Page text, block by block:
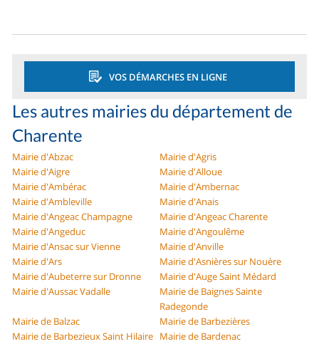
VOS DÉMARCHES EN LIGNE
Les autres mairies du département de
Charente
Mairie d'Abzac
Mairie d'Agris
Mairie d'Aigre
Mairie d'Alloue
Mairie d'Ambérac
Mairie d'Ambernac
Mairie d'Ambleville
Mairie d'Anais
Mairie d'Angeac Champagne
Mairie d'Angeac Charente
Mairie d'Angeduc
Mairie d'Angoulême
Mairie d'Ansac sur Vienne
Mairie d'Anville
Mairie d'Ars
Mairie d'Asnières sur Nouère
Mairie d'Aubeterre sur Dronne
Mairie d'Auge Saint Médard
Mairie d'Aussac Vadalle
Mairie de Baignes Sainte
Radegonde
Mairie de Balzac
Mairie de Barbezières
Mairie de Barbezieux Saint Hilaire Mairie de Bardenac